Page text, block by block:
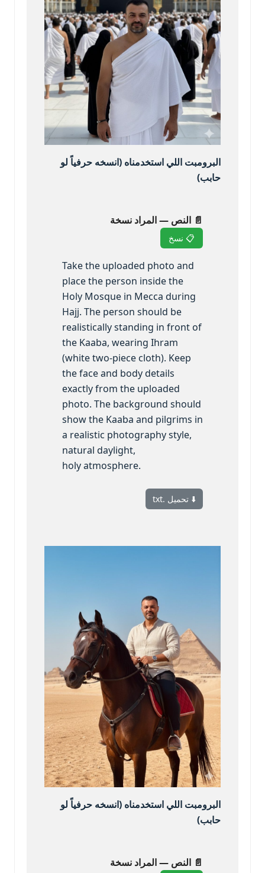
البرومبت اللي استخدمناه (انسخه حرفياً لو
حابب)
📄 النص — المراد نسخة
📋 نسخ
Take the uploaded photo and
place the person inside the
Holy Mosque in Mecca during
Hajj. The person should be
realistically standing in front of
the Kaaba, wearing Ihram
(white two-piece cloth). Keep
the face and body details
exactly from the uploaded
photo. The background should
show the Kaaba and pilgrims in
a realistic photography style,
natural daylight,
holy atmosphere.
⬇️ تحميل .txt
البرومبت اللي استخدمناه (انسخه حرفياً لو
حابب)
📄 النص — المراد نسخة